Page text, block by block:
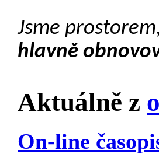
Jsme
hlavně
Aktuálně z
On-line